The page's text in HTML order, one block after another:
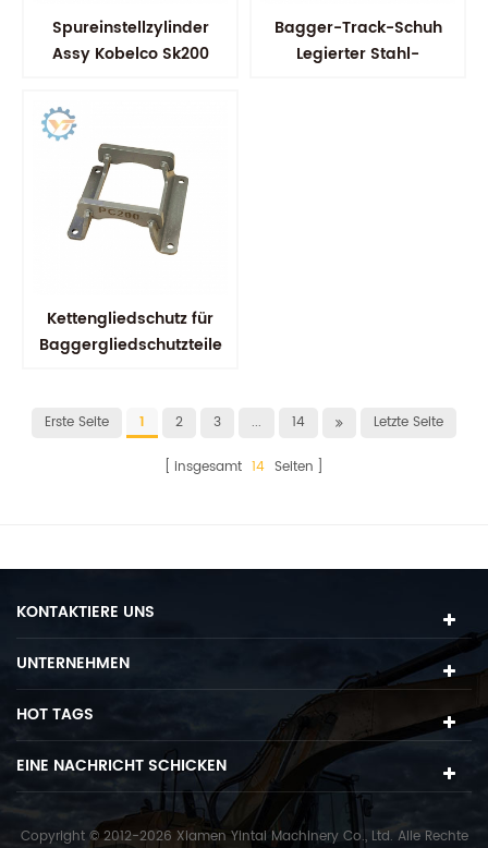
Spureinstellzylinder
Assy Kobelco Sk200
Bagger-Track-Schuh
Legierter Stahl-
Kettengliedschutz für
Baggergliedschutzteile
Erste Seite 1 2 3 ... 14 Letzte Seite
insgesamt 14 Seiten
KONTAKTIERE UNS
UNTERNEHMEN
HOT TAGS
EINE NACHRICHT SCHICKEN
Copyright © 2012-2026 Xiamen Yintai Machinery Co., Ltd. Alle Rechte